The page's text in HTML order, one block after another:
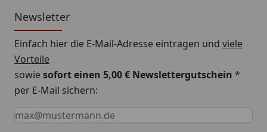
Newsletter
Einfach hier die E-Mail-Adresse eintragen und viele
Vorteile
sowiesofort einen 5,00 € Newslettergutschein *
per E-Mail sichern:
Keine Eingabe erforderlich
Eingabe erforderlich
E-Mail *